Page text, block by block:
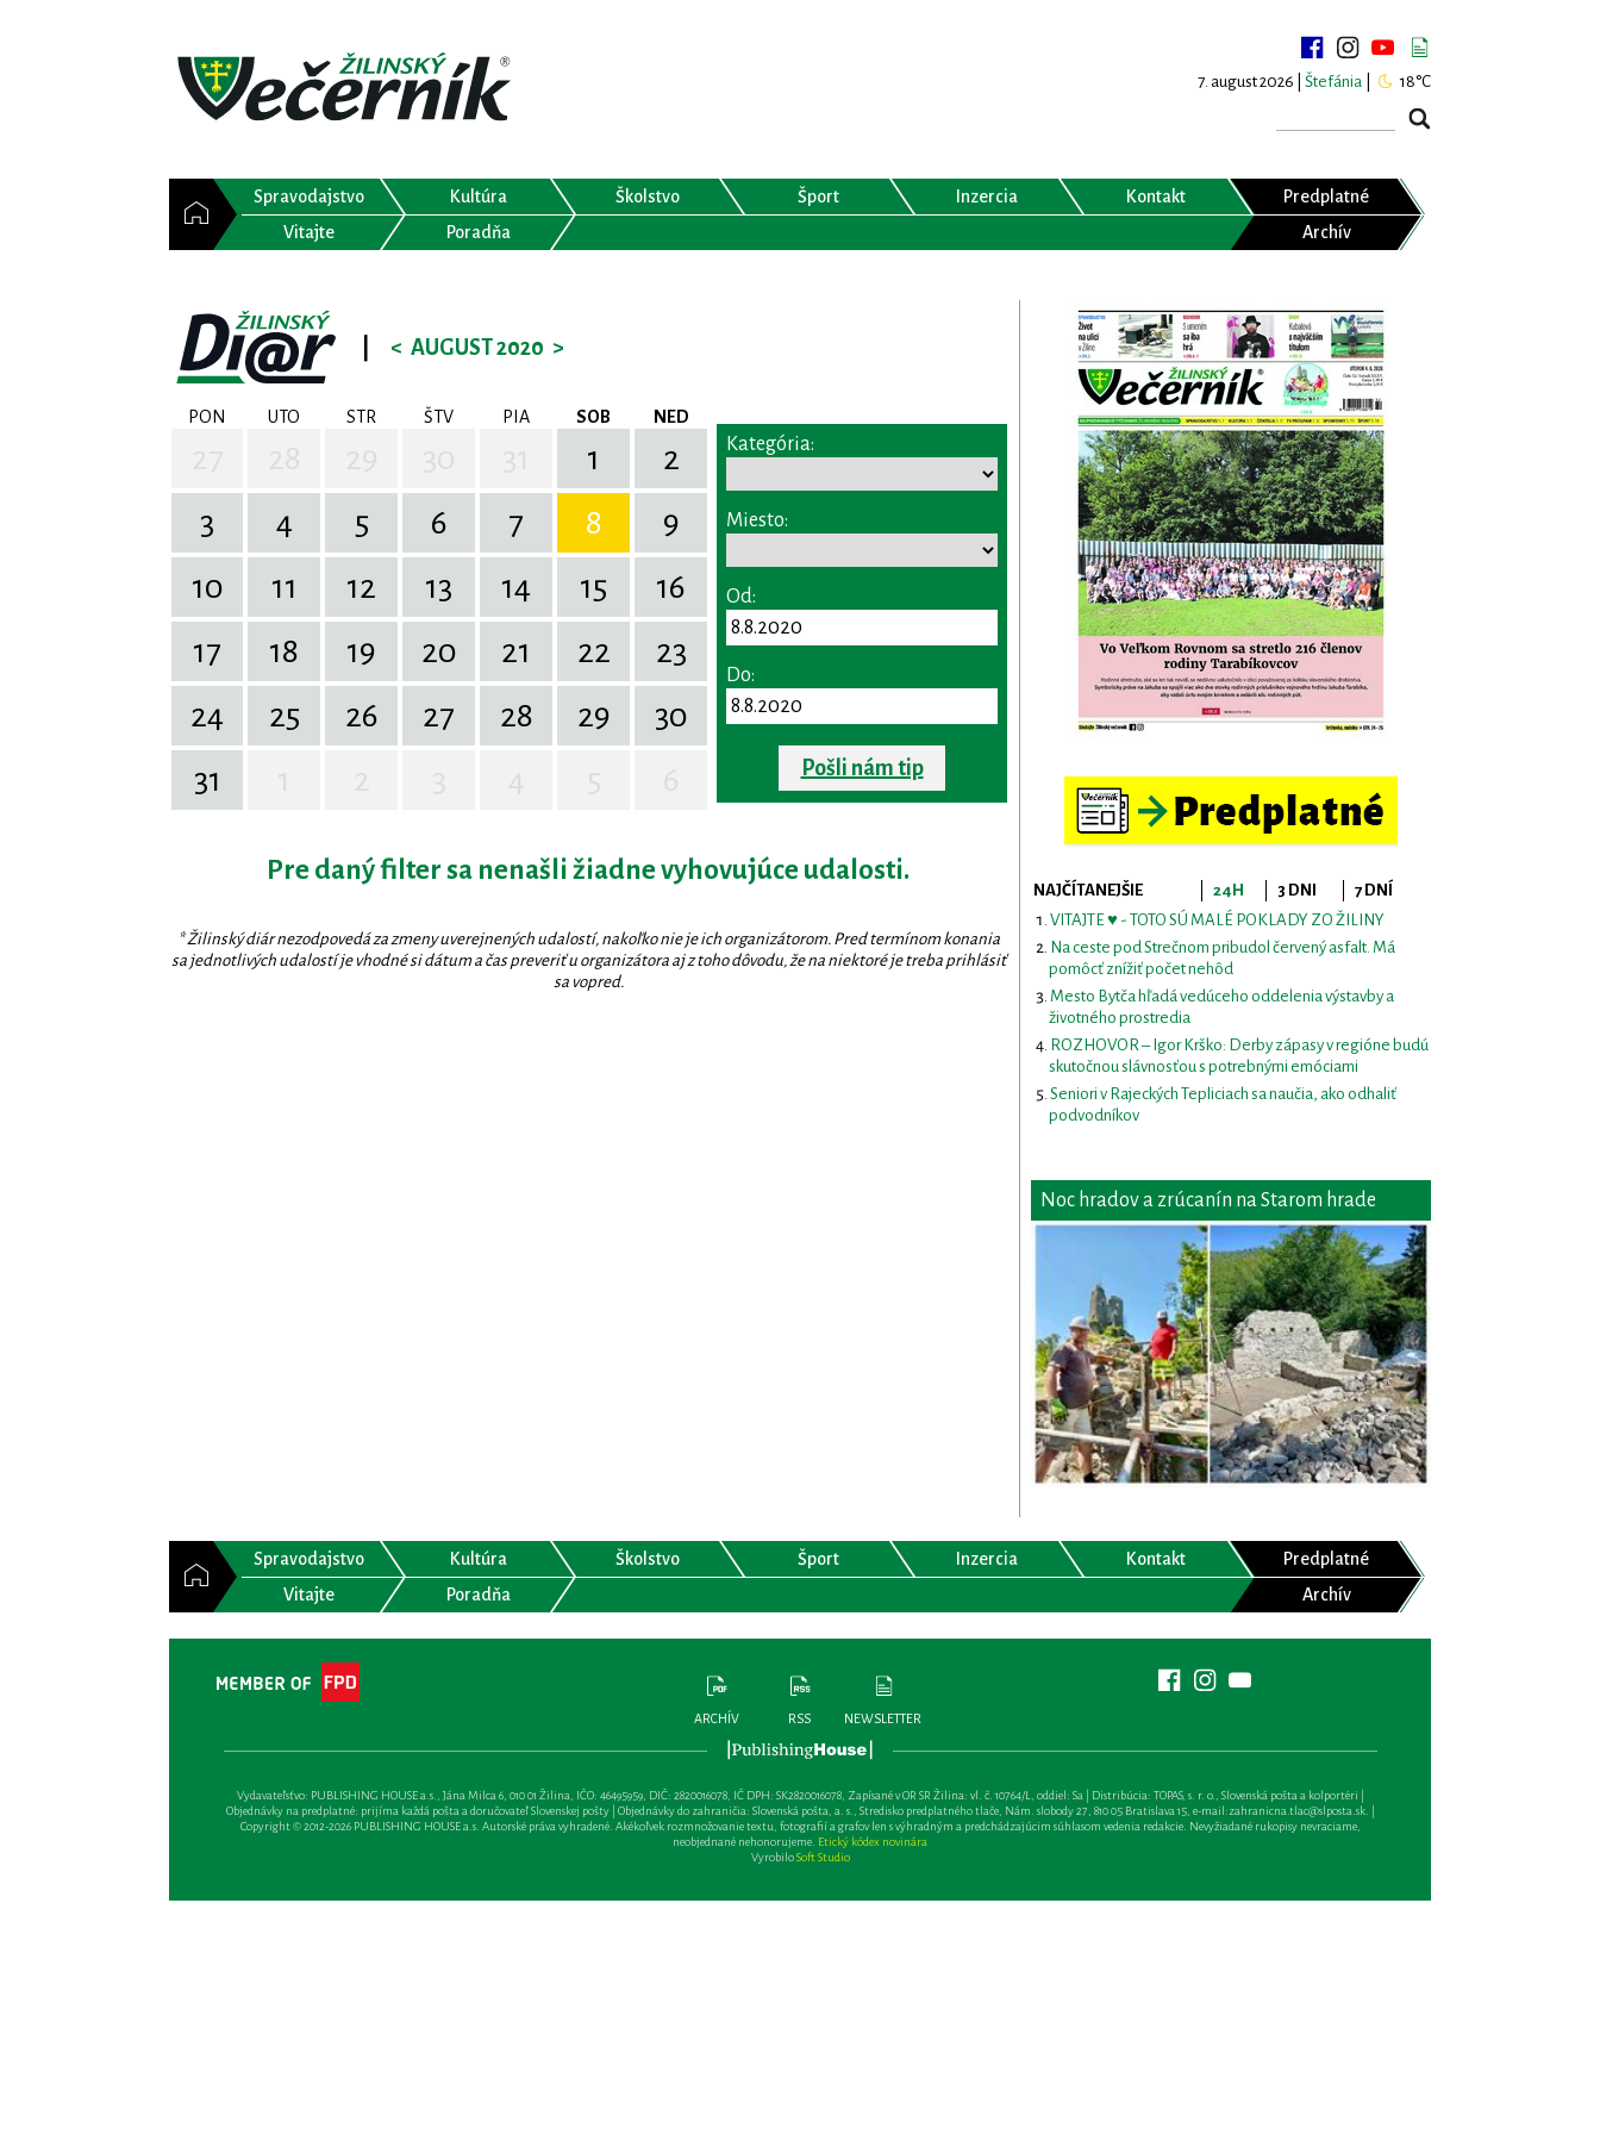
7. august 2026 | Štefánia 18°C
Spravodajstvo Kultúra Školstvo Šport Inzercia Kontakt
Predplatné
Vitajte
Poradňa Archív
< AUGUST 2020 >
PON UTO STR ŠTV PIA SOB NED
1
2
3
4 5 6 7 8
9
10
11 12 13 14 15
16
17
18 19 20 21 22
23
24
25 26 27 28 29
30
31
Kategória:
Miesto:
Od:
Do:
Pošli nám tip
Pre daný filter sa nenašli žiadne vyhovujúce udalosti.
* Žilinský diár nezodpovedá za zmeny uverejnených udalostí, nakoľko nie je ich organizátorom. Pred termínom konania
sa jednotlivých udalostí je vhodné si dátum a čas preveriť u organizátora aj z toho dôvodu, že na niektoré je treba prihlásiť
sa vopred.
NAJČÍTANEJŠIE 24H 3 DNI
7 DNÍ
VITAJTE ♥ - TOTO SÚ MALÉ POKLADY ZO ŽILINY
Na ceste pod Strečnom pribudol červený asfalt. Má
pomôcť znížiť počet nehôd
Mesto Bytča hľadá vedúceho oddelenia výstavby a
životného prostredia
ROZHOVOR – Igor Krško: Derby zápasy v regióne budú
skutočnou slávnosťou s potrebnými emóciami
Seniori v Rajeckých Tepliciach sa naučia, ako odhaliť
podvodníkov
Noc hradov a zrúcanín na Starom hrade
Spravodajstvo Kultúra Školstvo Šport Inzercia Kontakt
Predplatné
Vitajte
Poradňa Archív
ARCHÍV RSS NEWSLETTER
Vydavateľsťvo: PUBLISHING HOUSE a.s., Jána Milca 6, 010 01 Žilina, IČO: 46495959, DIČ: 2820016078, IČ DPH: SK2820016078, Zapísané v OR SR Žilina: vl. č. 10764/L, oddiel: Sa | Distribúcia: TOPAS, s. r. o., Slovenská pošta a kolportéri |
Objednávky na predplatné: prijíma každá pošta a doručovateľ Slovenskej pošty | Objednávky do zahraničia: Slovenská pošta, a. s., Stredisko predplatného tlače, Nám. slobody 27, 810 05 Bratislava 15, e-mail:zahranicna.tlac@slposta.sk. |
Copyright © 2012-2026 PUBLISHING HOUSE a.s. Autorské práva vyhradené. Akékoľvek rozmnožovanie textu, fotografií a grafov len s výhradným a predchádzajúcim súhlasom vedenia redakcie. Nevyžiadané rukopisy nevraciame,
neobjednané nehonorujeme. Etický kódex novinára
VyrobiloSoft Studio